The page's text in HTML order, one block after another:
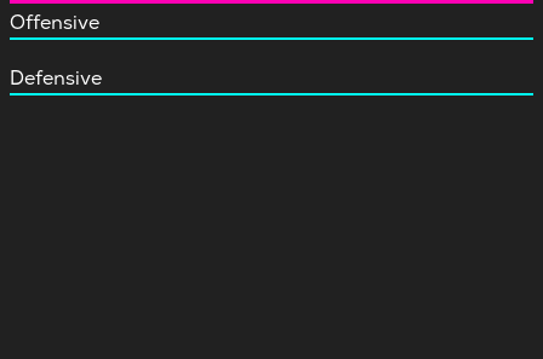
Offensive
Defensive